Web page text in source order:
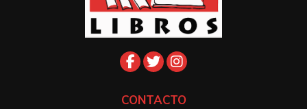
CONTACTO